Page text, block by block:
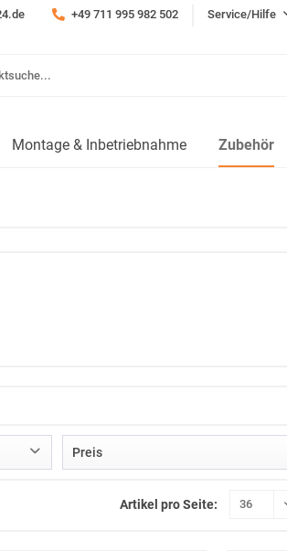
+49 711 995 982 502 Service/Hilfe
Montage & Inbetriebnahme Zubehör
Preis
von269,00 €bis 1049,00
Artikel pro Seite: